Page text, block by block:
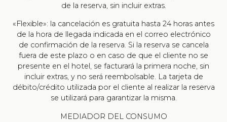
de la reserva, sin incluir extras.
«Flexible»: la cancelación es gratuita hasta 24 horas antes
de la hora de llegada indicada en el correo electrónico
de confirmación de la reserva. Si la reserva se cancela
fuera de este plazo o en caso de que el cliente no se
presente en el hotel, se facturará la primera noche, sin
incluir extras, y no será reembolsable. La tarjeta de
débito/crédito utilizada por el cliente al realizar la reserva
se utilizará para garantizar la misma.
MEDIADOR DEL CONSUMO